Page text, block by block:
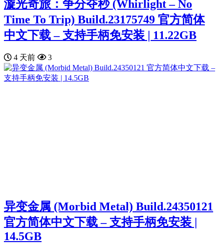
漩光奇旅：争分夺秒 (Whirlight – No
Time To Trip) Build.23175749 官方简体
中文下载 – 支持手柄免安装 | 11.22GB
4 天前 3
异变金属 (Morbid Metal) Build.24350121
官方简体中文下载 – 支持手柄免安装 |
14.5GB